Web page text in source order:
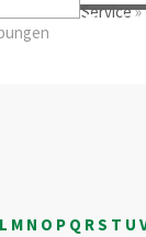
»Service»
& Service
L M N O P Q RS T U